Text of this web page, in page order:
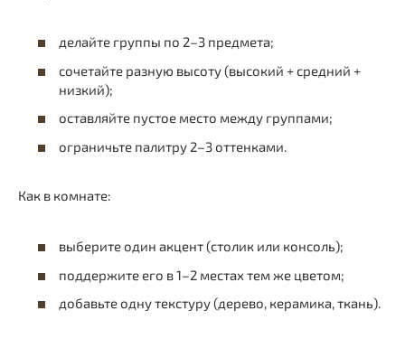
делайте группы по 2–3 предмета;
сочетайте разную высоту (высокий + средний +
низкий);
оставляйте пустое место между группами;
ограничьте палитру 2–3 оттенками.
Как в комнате:
выберите один акцент (столик или консоль);
поддержите его в 1–2 местах тем же цветом;
добавьте одну текстуру (дерево, керамика, ткань).